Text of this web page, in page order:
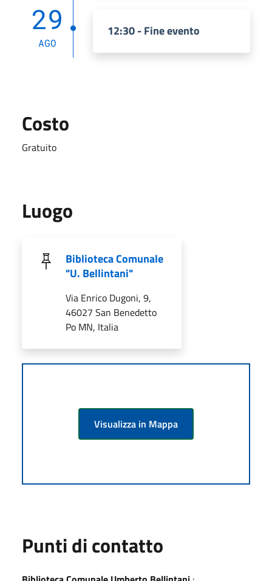
29
AGO
12:30 - Fine evento
Costo
Gratuito
Luogo
Biblioteca Comunale
"U. Bellintani"
Via Enrico Dugoni, 9,
46027 San Benedetto
Po MN, Italia
Visualizza in Mappa
Punti di contatto